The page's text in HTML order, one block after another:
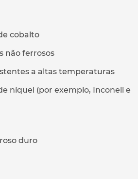
cobalto
não ferrosos
a altas temperaturas
níquel (por exemplo, Inconell e
duro